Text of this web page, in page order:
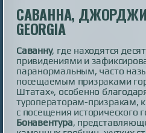
САВАННА,
GEORGIA
Саванну, где находятся
привидениями и
паранормальным, часто
посещаемым призраками
Штатах», особенно
туроператорам-призракам,
с посещения исторического
Бонавентура,